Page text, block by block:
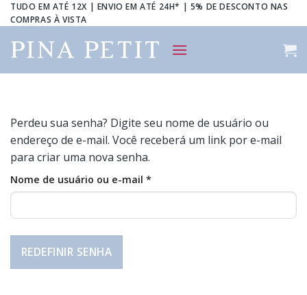
Skip
to
content
TUDO EM ATÉ 12X | ENVIO EM ATÉ 24H* | 5% DE DESCONTO NAS
COMPRAS À VISTA
Perdeu sua senha? Digite seu nome de usuário ou
endereço de e-mail. Você receberá um link por e-mail
para criar uma nova senha.
Nome de usuário ou e-mail *Obrigatório
REDEFINIR SENHA